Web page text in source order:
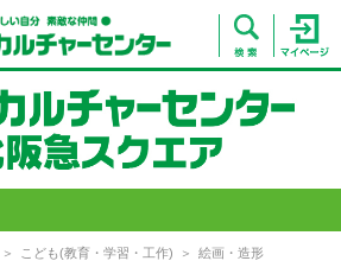
こども(教育・学習・工作) 絵画・造形